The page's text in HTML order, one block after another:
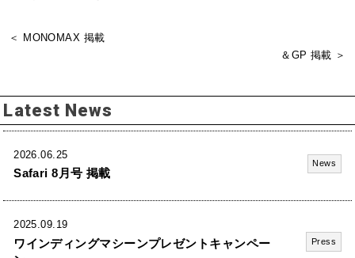
＜ MONOMAX 掲載
＆GP 掲載 ＞
Latest News
2026.06.25
Safari 8月号 掲載
News
2025.09.19
ワインディングマシーンプレゼントキャンペー
Press